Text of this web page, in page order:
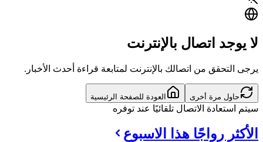
لا يوجد اتصال بالإنترنت
يرجى التحقق من اتصالك بالإنترنت لمتابعة قراءة أحدث الأخبار.
حاول مرة أخرى العودة للصفحة الرئيسية
سيتم استعادة الاتصال تلقائيًا عند توفره
الأكثر رواجًا هذا الاسبوع